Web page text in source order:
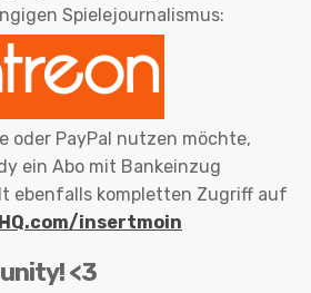
Spielejournalismus:
oder PayPal nutzen möchte,
ein Abo mit Bankeinzug
ebenfalls kompletten Zugriff auf
insertmoin
<3